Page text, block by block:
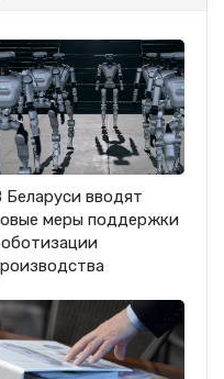
Беларуси вводят
меры поддержки